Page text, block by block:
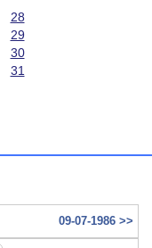
28
29
30
31
09-07-1986 >>